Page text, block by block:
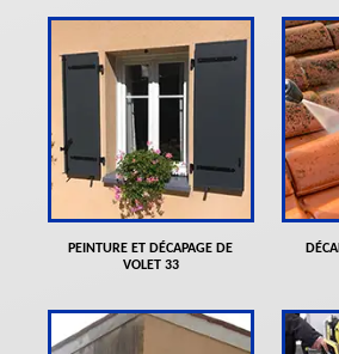
PEINTURE ET DÉCAPAGE DE
VOLET 33